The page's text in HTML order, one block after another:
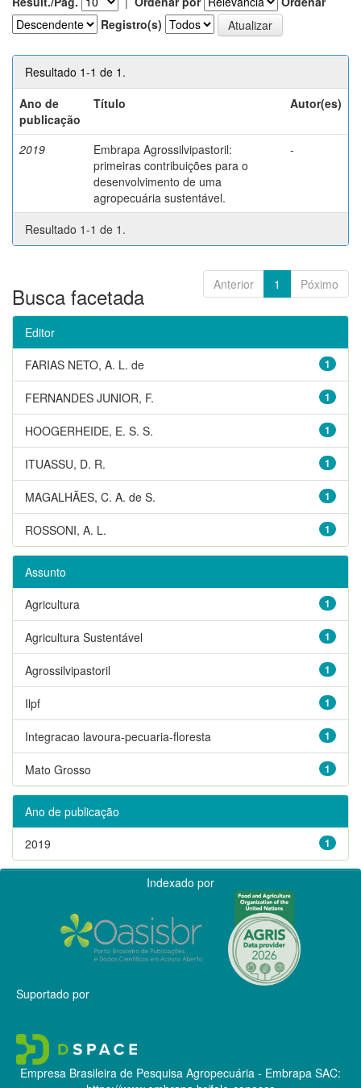
Registro(s)
Resultado 1-1 de 1.
Ano de
publicação
Título Autor(es)
2019
Embrapa Agrossilvipastoril:
primeiras contribuições para o
desenvolvimento de uma
agropecuária sustentável.
-
Resultado 1-1 de 1.
Anterior 1 Póximo
Busca facetada
Editor
1
FARIAS NETO, A. L. de
1
FERNANDES JUNIOR, F.
1
HOOGERHEIDE, E. S. S.
1
ITUASSU, D. R.
1
MAGALHÃES, C. A. de S.
1
ROSSONI, A. L.
Assunto
1
Agricultura
1
Agricultura Sustentável
1
Agrossilvipastoril
1
Ilpf
1
Integracao lavoura-pecuaria-floresta
1
Mato Grosso
Ano de publicação
1
2019
Indexado por
Suportado por
Empresa Brasileira de Pesquisa Agropecuária - Embrapa SAC: